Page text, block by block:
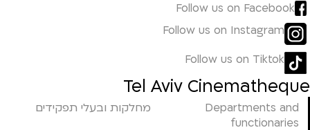
Follow us on Facebook
Follow us on Instagram
Follow us on Tiktok
Tel Aviv Cinematheque
Departments and
functionaries
מחלקות ובעלי תפקידים